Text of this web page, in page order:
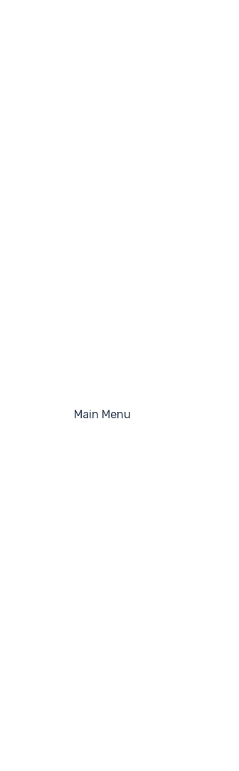
Main Menu